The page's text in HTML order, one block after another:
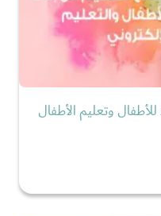
وتعليم الأطفال